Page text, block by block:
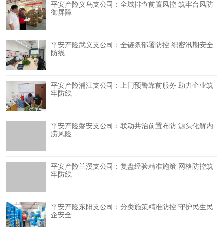
平安产险义乌支公司：全域排查前置风控 筑牢台风防
御屏障
平安产险武义支公司：全链条部署防控 织密汛期安全
防线
平安产险浦江支公司：上门预警靠前服务 助力企业筑
牢防线
平安产险磐安支公司：联动共治前置布防 源头化解内
涝风险
平安产险兰溪支公司：复盘经验精准施策 网格防控筑
牢防线
平安产险东阳支公司：分类施策精准防控 守护民生民
企安全